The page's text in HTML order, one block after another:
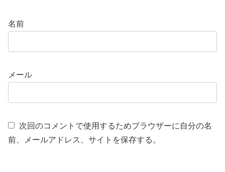
名前
メール
次回のコメントで使用するためブラウザーに自分の名
前、メールアドレス、サイトを保存する。